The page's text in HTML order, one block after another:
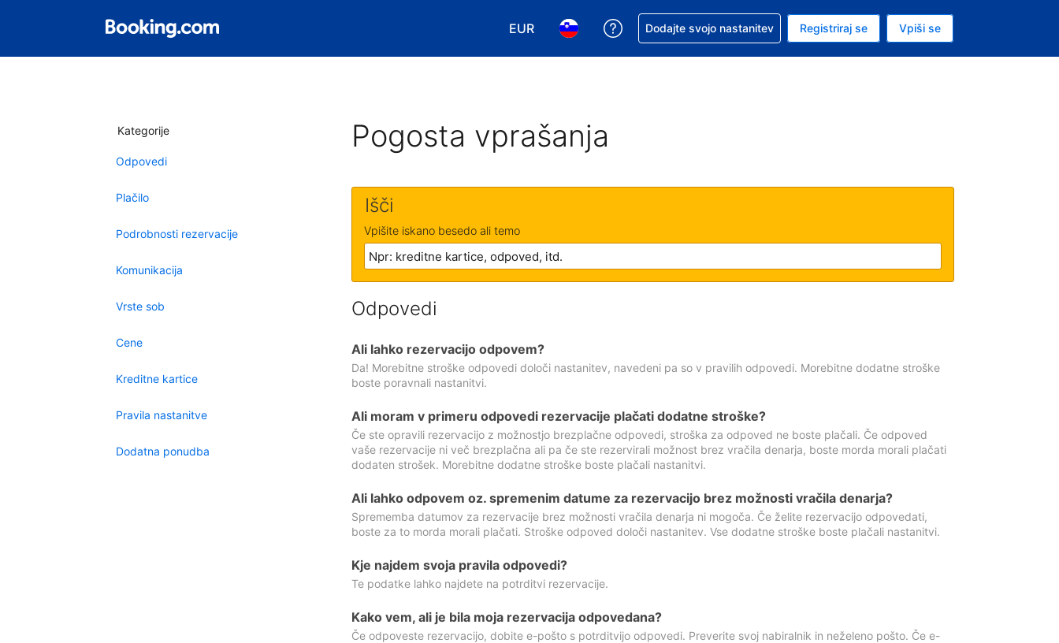
EUR
Izbira valute. Vaša trenutna valuta je evro
Izbira jezika. Vaš trenutni jezik je Slovenščini
Zaprosite za pomoč pri rezervaciji
Dodajte svojo nastanitev Registriraj se Vpiši se
Kategorije
Odpovedi
Plačilo
Podrobnosti rezervacije
Komunikacija
Vrste sob
Cene
Kreditne kartice
Pravila nastanitve
Dodatna ponudba
Pogosta vprašanja
Išči
Vpišite iskano besedo ali temo
Odpovedi
Ali lahko rezervacijo odpovem?
Da! Morebitne stroške odpovedi določi nastanitev, navedeni pa so v pravilih odpovedi. Morebitne dodatne stroške
boste poravnali nastanitvi.
Ali moram v primeru odpovedi rezervacije plačati dodatne stroške?
Če ste opravili rezervacijo z možnostjo brezplačne odpovedi, stroška za odpoved ne boste plačali. Če odpoved
vaše rezervacije ni več brezplačna ali pa če ste rezervirali možnost brez vračila denarja, boste morda morali plačati
dodaten strošek. Morebitne dodatne stroške boste plačali nastanitvi.
Ali lahko odpovem oz. spremenim datume za rezervacijo brez možnosti vračila denarja?
Sprememba datumov za rezervacije brez možnosti vračila denarja ni mogoča. Če želite rezervacijo odpovedati,
boste za to morda morali plačati. Stroške odpoved določi nastanitev. Vse dodatne stroške boste plačali nastanitvi.
Kje najdem svoja pravila odpovedi?
Te podatke lahko najdete na potrditvi rezervacije.
Kako vem, ali je bila moja rezervacija odpovedana?
Če odpoveste rezervacijo, dobite e-pošto s potrditvijo odpovedi. Preverite svoj nabiralnik in neželeno pošto. Če e-